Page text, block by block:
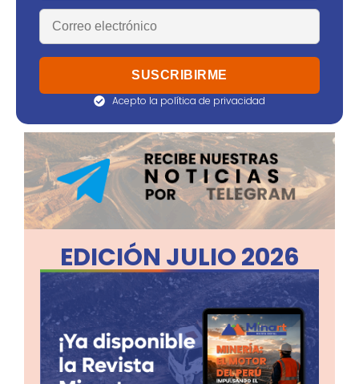
Acepto la política de privacidad
EDICIÓN JULIO 2026